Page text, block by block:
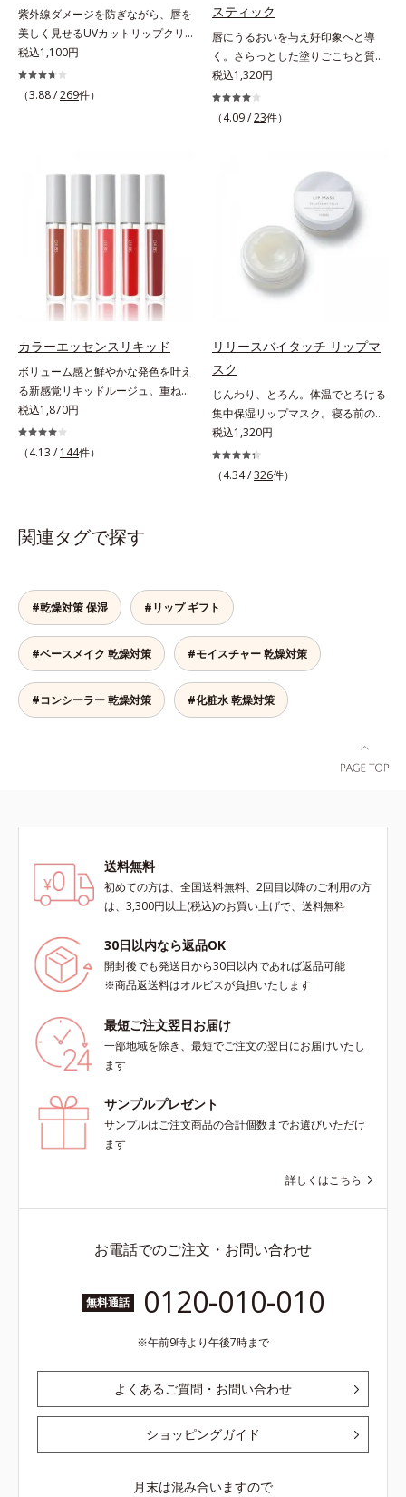
リリルシラン配合＝保湿成分*5 ス
クワラン、ヒアルロン酸Na、加水
分解コラーゲン
る *2 シリカ、酸化チタン、トリエ
トキシカプリリルシラン、アルニカ
花エキス＝唇にうるおいを与える効
果と、凹凸を補正して見せる効果を
併せ持つ成分*3 ダイマージリノー
ル酸ダイマージリノレイルビス（ベ
発色を叶える成分*4 ラウリルPEG‐
10トリス（トリメチルシロキシ）シ
リルエチルジメチコン＝水分によっ
て密着性を向上させ色持ちを叶える
紫外線ダメージを防ぎながら、唇を
美しく見せるUVカットリップクリ
ーム。UV対策を忘れがちな唇に。
紫外線をカットしながら、顔色をパ
ッと明るく見せるUVカットリップ
種類の保湿成分（加水分解コラーゲ
ン、ゲットウ葉エキス）を配合して
いるから、カサつき・くすみ(*)など
ち。通常色は、どんな肌色にも似合
うカラーで、唇を美しく魅せながら
ケアします。マスクに色移りしにく
いので、気兼ねなく使えます。口紅
の下地としてもおすすめです。
税込1,100円
（3.88 /269件）
スティック
唇にうるおいを与え好印象へと導
く。さらっとした塗りごこちと質感
で自然で好印象な口元に。さらっと
した軽やかな塗りごこちでありなが
らも、唇にうるおいを与える「モイ
リームはべたつくから苦手」という
リップクリームに苦手意識を感じる
方でも使用しやすい設計に。ツヤを
抑えた質感で、自然で好印象な口元
へと導きます。3種の植物性保湿成
分を組み合わせた「MULTI-３※」
を配合。さらに、ミツロウ、ヒアル
ス、ビワ葉エキス、カミツレ花エキ
税込1,320円
（4.09 /23件）
カラーエッセンスリキッド
ボリューム感と鮮やかな発色を叶え
る新感覚リキッドルージュ。重ねる
ほど、鮮やかにボリューミーに。1
本で美しい仕上がりを叶えるリキッ
ドルージュです。唇の凹凸を均一に
「カラーウェアリング処方」で、う
す。マスクオフの瞬間も、ハッと目
を惹く唇に。* シリカ、水添ポリイ
ソブテン、ヒアルロン酸Na、パル
ミチン酸エチルヘキシル、ジメチル
シリル化シリカ、BG、ペンチレン
グリコール
税込1,870円
（4.13 / 144件）
リリースバイタッチ リップマ
スク
じんわり、とろん。体温でとろける
集中保湿リップマスク。寝る前のひ
と塗りでやわらかな唇へ。集中保湿
リップマスクです。バームのような
固めのテクスチャーが体温でじんわ
ら、メイク映えするしっとりやわら
か唇を実現します。【ご使用方法】
清潔な指先またはお手持ちのリップ
ブラシに適量をとって、唇にやさし
くなじませてください。
税込1,320円
（4.34 /326件）
関連タグで探す
#乾燥対策 保湿 #リップ ギフト
#ベースメイク 乾燥対策 #モイスチャー 乾燥対策
#コンシーラー 乾燥対策 #化粧水 乾燥対策
送料無料
初めての方は、全国送料無料、2回目以降のご利用の方
は、3,300円以上(税込)のお買い上げで、送料無料
30日以内なら返品OK
開封後でも発送日から30日以内であれば返品可能
※商品返送料はオルビスが負担いたします
最短ご注文翌日お届け
一部地域を除き、最短でご注文の翌日にお届けいたし
ます
サンプルプレゼント
サンプルはご注文商品の合計個数までお選びいただけ
ます
詳しくはこちら
お電話でのご注文・お問い合わせ
無料通話 0120-010-010
午前9時より午後7時まで
よくあるご質問・お問い合わせ
ショッピングガイド
月末は混み合いますので